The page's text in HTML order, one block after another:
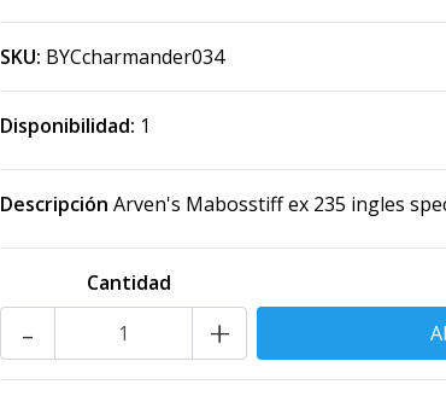
SKU: BYCcharmander034
Disponibilidad: 1
Descripción Arven's Mabosstiff ex 235 ingles
Cantidad
+
-